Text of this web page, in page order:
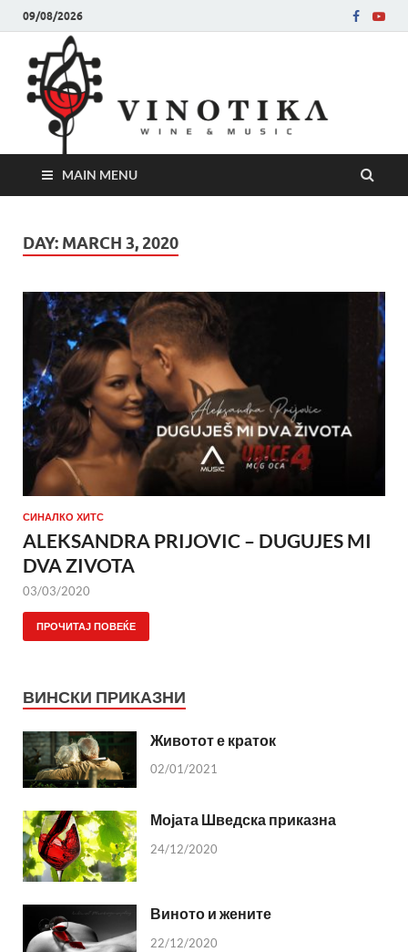
09/08/2026
MAIN MENU
DAY: MARCH 3, 2020
СИНАЛКО ХИТС
ALEKSANDRA PRIJOVIC – DUGUJES MI
DVA ZIVOTA
03/03/2020
ПРОЧИТАЈ ПОВЕЌЕ
ВИНСКИ ПРИКАЗНИ
Животот е краток
02/01/2021
Мојата Шведска приказна
24/12/2020
Виното и жените
22/12/2020